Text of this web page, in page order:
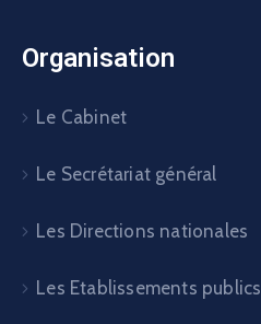
Organisation
Le Cabinet
Le Secrétariat général
Les Directions nationales
Les Etablissements publics